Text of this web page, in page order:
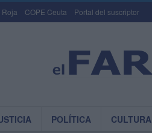
Roja COPE Ceuta Portal del suscriptor
POLÍTICA CULTURA